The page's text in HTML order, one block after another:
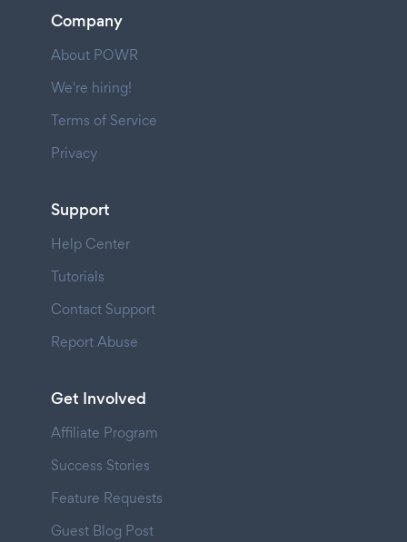
Company
About POWR
We're hiring!
Terms of Service
Privacy
Support
Help Center
Tutorials
Contact Support
Report Abuse
Get Involved
Affiliate Program
Success Stories
Feature Requests
Guest Blog Post